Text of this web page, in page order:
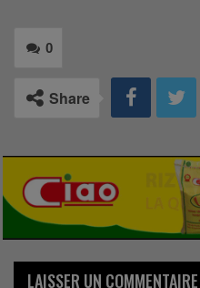
0
Share
LAISSER UN COMMENTAIRE